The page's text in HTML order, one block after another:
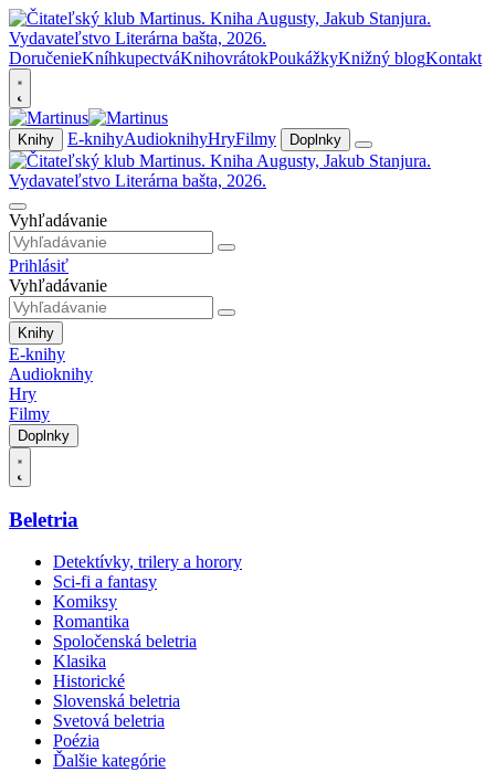
DoručenieKníhkupectváKnihovrátokPoukážkyKnižný blogKontakt
Knihy E-knihyAudioknihyHryFilmy Doplnky
Vyhľadávanie
Prihlásiť
Vyhľadávanie
Knihy
E-knihy
Audioknihy
Hry
Filmy
Doplnky
Beletria
Detektívky, trilery a horory
Sci-fi a fantasy
Komiksy
Romantika
Spoločenská beletria
Klasika
Historické
Slovenská beletria
Svetová beletria
Poézia
Ďalšie kategórie